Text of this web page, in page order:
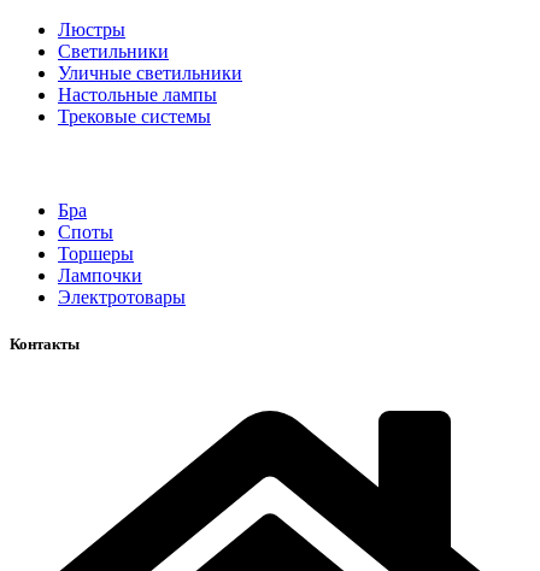
Люстры
Светильники
Уличные светильники
Настольные лампы
Трековые системы
Бра
Споты
Торшеры
Лампочки
Электротовары
Контакты